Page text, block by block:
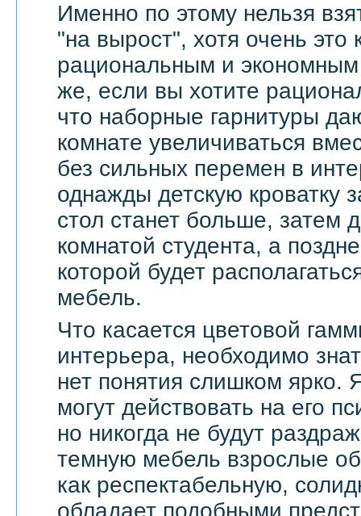
Именно по этому нельзя
"на вырост", хотя очень это
рациональным и экономным
же, если вы хотите
что наборные гарнитуры
комнате увеличиваться
без сильных перемен в
однажды детскую кроватку
стол станет больше, затем
комнатой студента, а
которой будет
мебель.
Что касается цветовой
интерьера, необходимо
нет понятия слишком ярко.
могут действовать на его
но никогда не будут
темную мебель взрослые
как респектабельную,
обладает подобными